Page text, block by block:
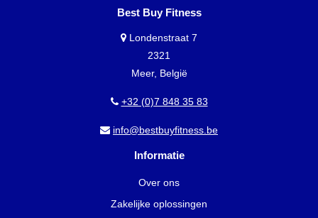
Best Buy Fitness
Londenstraat 7
2321
Meer, België
+32 (0)7 848 35 83
info@bestbuyfitness.be
Informatie
Over ons
Zakelijke oplossingen